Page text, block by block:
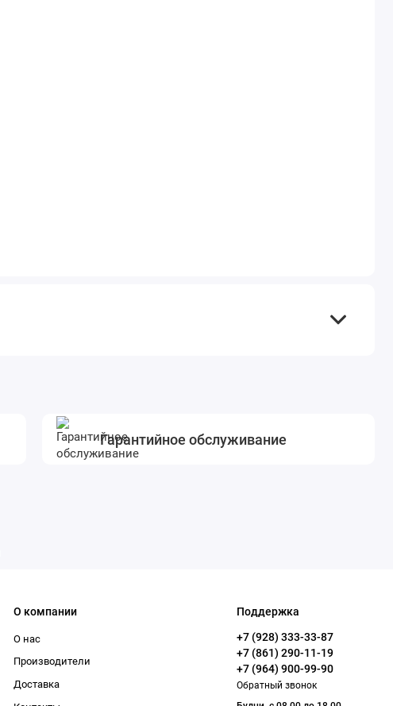
Гарантийное обслуживание
О компании
О нас
Производители
Доставка
Поддержка
+7 (928) 333-33-87
+7 (861) 290-11-19
+7 (964) 900-99-90
Обратный звонок